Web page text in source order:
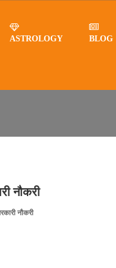
ASTROLOGY BLOG
नौकरी
नौकरी